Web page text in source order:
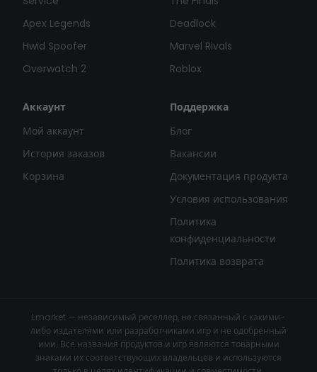
Apex Legends
Hwid Spoofer
Overwatch 2
Deadlock
Marvel Rivals
Roblox
Аккаунт
Мой аккаунт
История заказов
Корзина
Поддержка
Блог
Вакансии
Документация продукта
Условия использования
Политика
конфиденциальности
Политика возврата
Lmarket — независимый реселлер, не связанный с какими-
либо издателями или разработчиками игр и не одобренный
ими. Все названия продуктов и игр являются товарными
знаками их соответствующих владельцев и используются